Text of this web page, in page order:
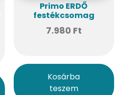
Primo ERDŐ
festékcsomag
7.980 Ft
Kosárba
teszem